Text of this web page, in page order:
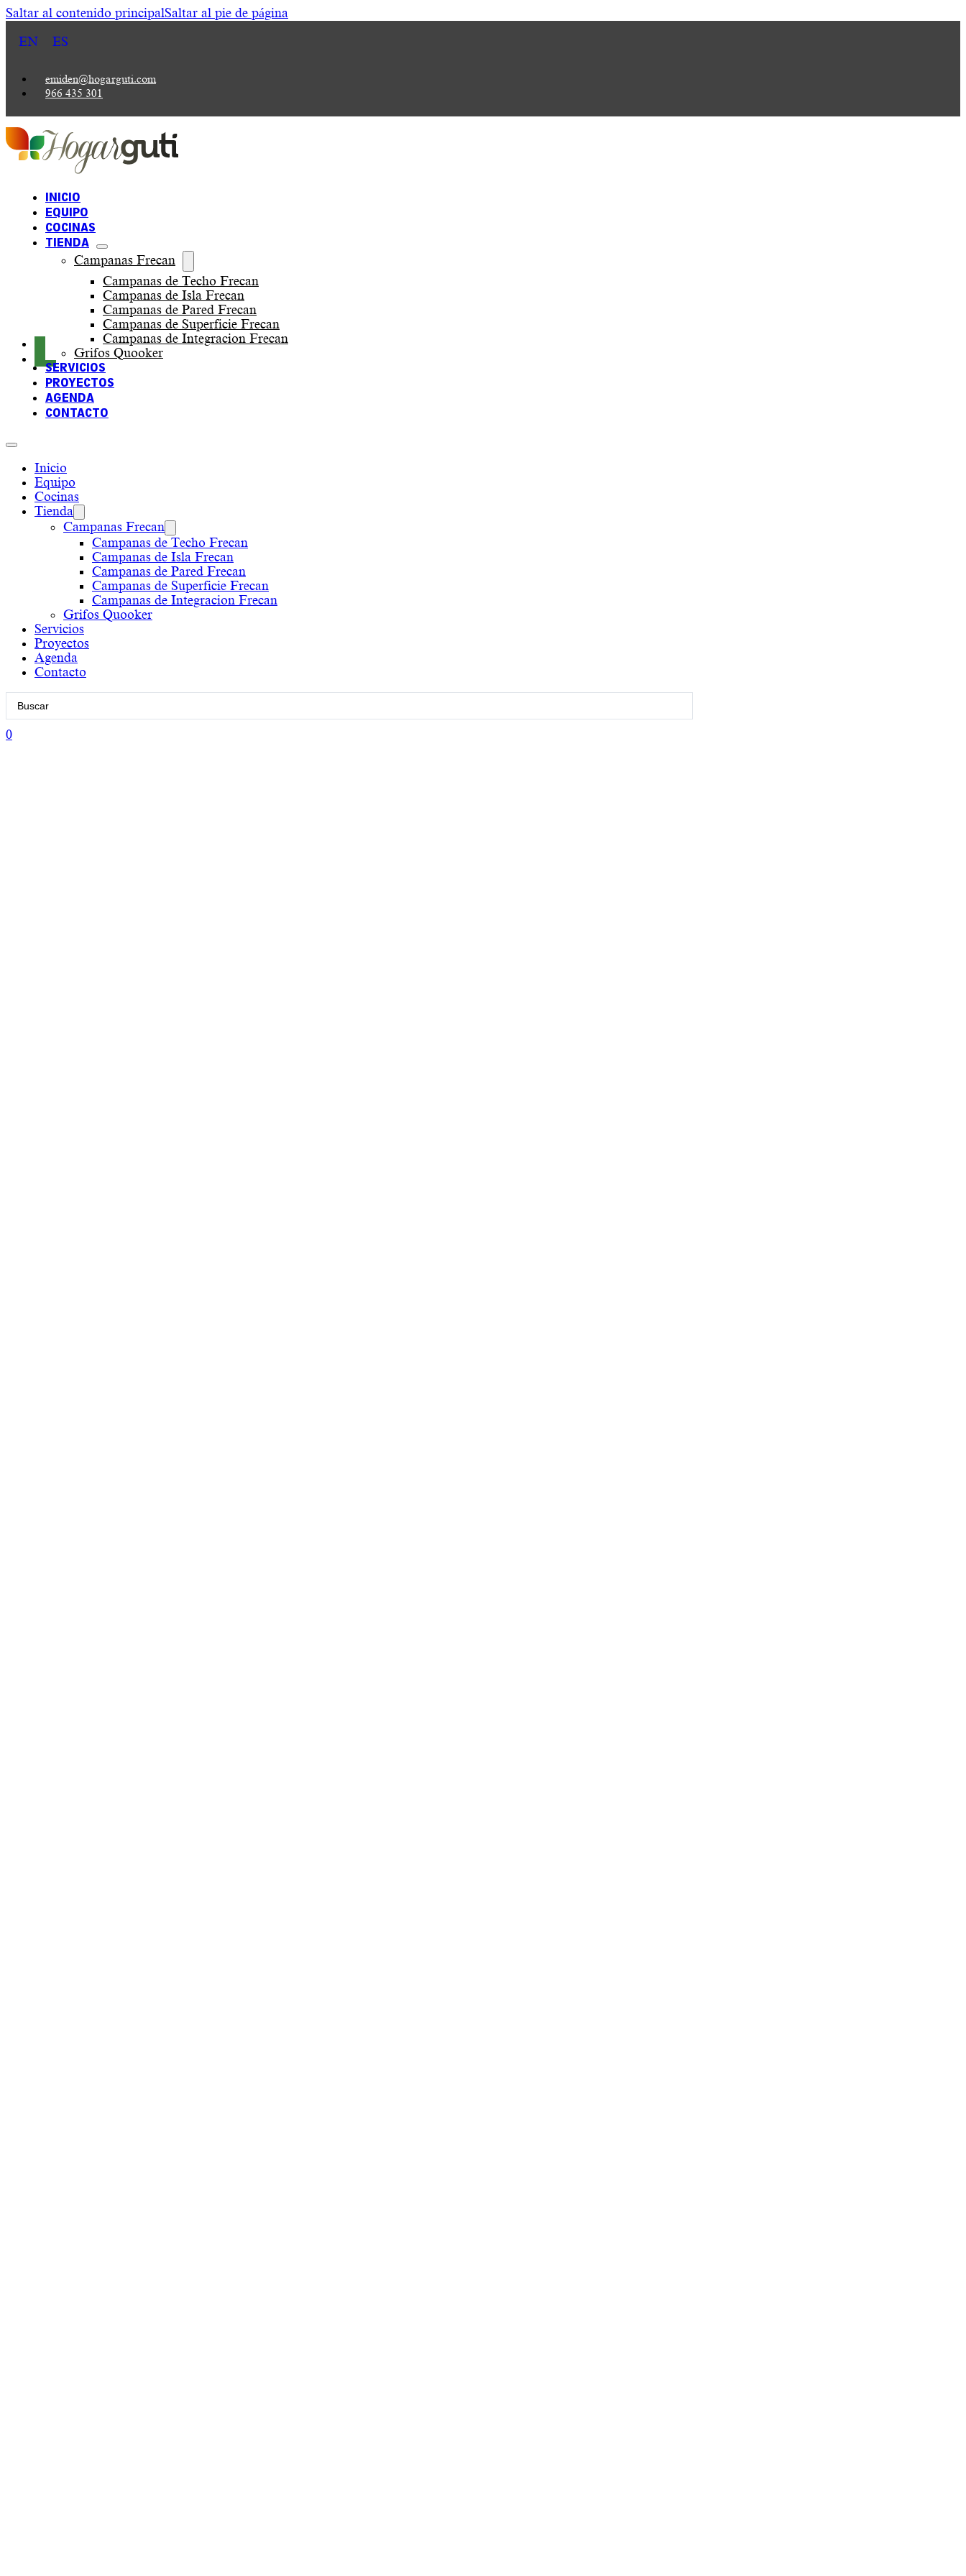
Saltar al contenido principalSaltar al pie de página
EN
ES
emiden@hogarguti.com
966 435 301
INICIO
EQUIPO
COCINAS
TIENDA
Campanas Frecan
Campanas de Techo Frecan
Campanas de Isla Frecan
Campanas de Pared Frecan
Campanas de Superficie Frecan
Campanas de Integracion Frecan
Grifos Quooker
SERVICIOS
PROYECTOS
AGENDA
CONTACTO
Inicio
Equipo
Cocinas
Tienda
Campanas Frecan
Campanas de Techo Frecan
Campanas de Isla Frecan
Campanas de Pared Frecan
Campanas de Superficie Frecan
Campanas de Integracion Frecan
Grifos Quooker
Servicios
Proyectos
Agenda
Contacto
0